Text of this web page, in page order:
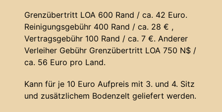
Grenzübertritt LOA 600 Rand / ca. 42 Euro.
Reinigungsgebühr 400 Rand / ca. 28 € ,
Vertragsgebühr 100 Rand / ca. 7 €. Anderer
Verleiher Gebühr Grenzübertritt LOA 750 N$ /
ca. 56 Euro pro Land.
Kann für je 10 Euro Aufpreis mit 3. und 4. Sitz
und zusätzlichem Bodenzelt geliefert werden.